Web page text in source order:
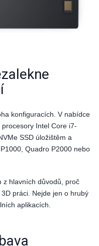
konfiguracích. V nabídce
Intel Core i7-
SSD úložištěm a
Quadro P2000 nebo
z hlavních důvodů, proč
práci. Nejde jen o hrubý
aplikacích.